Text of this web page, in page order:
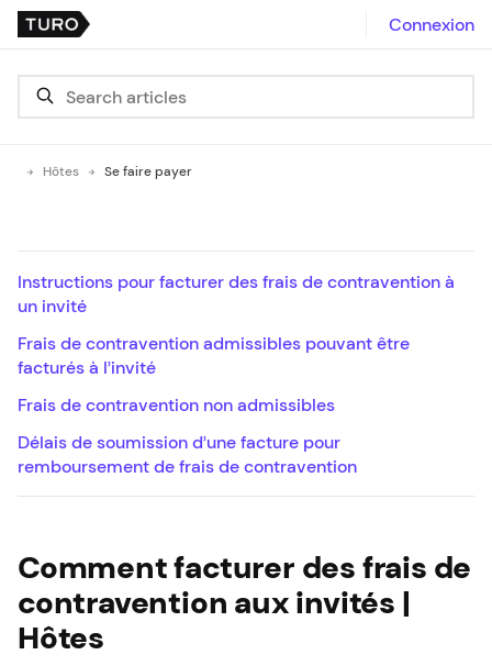
Connexion
Hôtes Se faire payer
Comment facturer des frais de
contravention aux invités |
Hôtes
Instructions pour facturer des frais de contravention à
un invité
Frais de contravention admissibles pouvant être
facturés à l’invité
Frais de contravention non admissibles
Délais de soumission d’une facture pour
remboursement de frais de contravention